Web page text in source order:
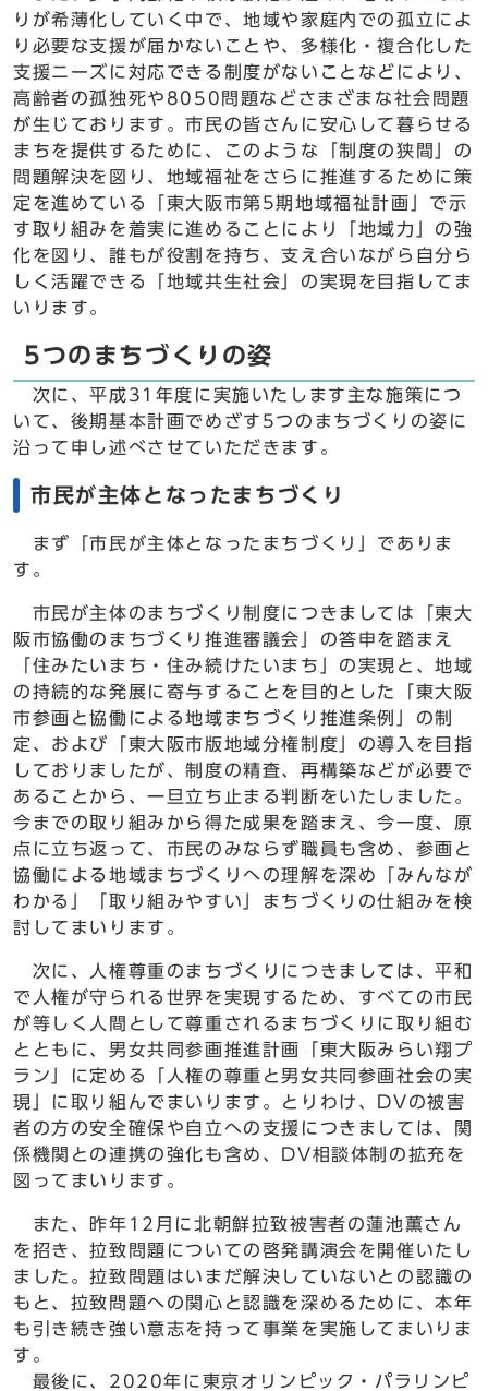
りが希薄化していく中で、地域や家庭内での孤立によ
り必要な支援が届かないことや、多様化・複合化した
支援ニーズに対応できる制度がないことなどにより、
高齢者の孤独死や8050問題などさまざまな社会問題
が生じております。市民の皆さんに安心して暮らせる
まちを提供するために、このような「制度の狭間」の
問題解決を図り、地域福祉をさらに推進するために策
定を進めている「東大阪市第5期地域福祉計画」で示
す取り組みを着実に進めることにより「地域力」の強
化を図り、誰もが役割を持ち、支え合いながら自分ら
しく活躍できる「地域共生社会」の実現を目指してま
いります。
5つのまちづくりの姿
次に、平成31年度に実施いたします主な施策につ
いて、後期基本計画でめざす5つのまちづくりの姿に
沿って申し述べさせていただきます。
市民が主体となったまちづくり
まず「市民が主体となったまちづくり」でありま
す。
市民が主体のまちづくり制度につきましては「東大
阪市協働のまちづくり推進審議会」の答申を踏まえ
「住みたいまち・住み続けたいまち」の実現と、地域
の持続的な発展に寄与することを目的とした「東大阪
市参画と協働による地域まちづくり推進条例」の制
定、および「東大阪市版地域分権制度」の導入を目指
しておりましたが、制度の精査、再構築などが必要で
あることから、一旦立ち止まる判断をいたしました。
今までの取り組みから得た成果を踏まえ、今一度、原
点に立ち返って、市民のみならず職員も含め、参画と
協働による地域まちづくりへの理解を深め「みんなが
わかる」「取り組みやすい」まちづくりの仕組みを検
討してまいります。
次に、人権尊重のまちづくりにつきましては、平和
で人権が守られる世界を実現するため、すべての市民
が等しく人間として尊重されるまちづくりに取り組む
とともに、男女共同参画推進計画「東大阪みらい翔プ
ラン」に定める「人権の尊重と男女共同参画社会の実
現」に取り組んでまいります。とりわけ、DVの被害
者の方の安全確保や自立への支援につきましては、関
係機関との連携の強化も含め、DV相談体制の拡充を
図ってまいります。
また、昨年12月に北朝鮮拉致被害者の蓮池薫さん
を招き、拉致問題についての啓発講演会を開催いたし
ました。拉致問題はいまだ解決していないとの認識の
もと、拉致問題への関心と認識を深めるために、本年
も引き続き強い意志を持って事業を実施してまいりま
す。
最後に、2020年に東京オリンピック・パラリンピ